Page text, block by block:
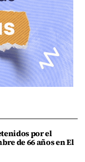
por el
de 66 años en El